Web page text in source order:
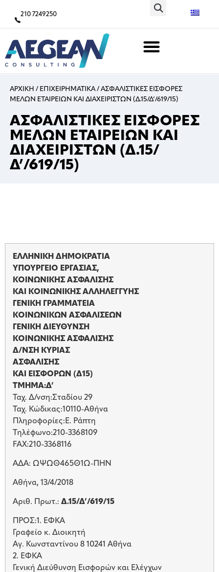
210 7249250
ΑΡΧΙΚΗ / ΕΠΙΧΕΙΡΗΜΑΤΙΚΑ/ ΑΣΦΑΛΙΣΤΙΚΕΣ ΕΙΣΦΟΡΕΣ
ΜΕΛΩΝ ΕΤΑΙΡΕΙΩΝ ΚΑΙ ΔΙΑΧΕΙΡΙΣΤΩΝ (Δ.15/Δ’/619/15)
ΑΣΦΑΛΙΣΤΙΚΕΣ ΕΙΣΦΟΡΕΣ
ΜΕΛΩΝ ΕΤΑΙΡΕΙΩΝ ΚΑΙ
ΔΙΑΧΕΙΡΙΣΤΩΝ (Δ.15/
Δ’/619/15)
ΕΛΛΗΝΙΚΗ ΔΗΜΟΚΡΑΤΙΑ
ΥΠΟΥΡΓΕΙΟ ΕΡΓΑΣΙΑΣ,
ΚΟΙΝΩΝΙΚΗΣ ΑΣΦΑΛΙΣΗΣ
ΚΑΙ ΚΟΙΝΩΝΙΚΗΣ ΑΛΛΗΛΕΓΓΥΗΣ
ΓΕΝΙΚΗ ΓΡΑΜΜΑΤΕΙΑ
ΚΟΙΝΩΝΙΚΩΝ ΑΣΦΑΛΙΣΕΩΝ
ΓΕΝΙΚΗ ΔΙΕΥΘΥΝΣΗ
ΚΟΙΝΩΝΙΚΗΣ ΑΣΦΑΛΙΣΗΣ
Δ/ΝΣΗ ΚΥΡΙΑΣ
ΑΣΦΑΛΙΣΗΣ
ΚΑΙ ΕΙΣΦΟΡΩΝ (Δ15)
ΤΜΗΜΑ:Δ’
Ταχ. Δ/νση:Σταδίου 29
Ταχ. Κώδικας:10110-Αθήνα
Πληροφορίες:Ε. Ράπτη
Τηλέφωνο:210-3368109
FAX:210-3368116
ΑΔΑ: ΩΨΩΘ465Θ1Ω-ΠΗΝ
Αθήνα, 13/4/2018
Αριθ. Πρωτ.: Δ.15/Δ’/619/15
ΠΡΟΣ:1. ΕΦΚΑ
Γραφείο κ. Διοικητή
Αγ. Κωνσταντίνου 8 10241 Αθήνα
2. ΕΦΚΑ
Γενική Διεύθυνση Εισφορών και Ελέγχων